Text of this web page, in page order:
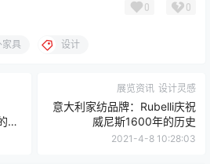
0 0
家具 设计
展览资讯 设计灵感
意大利家纺品牌：Rubelli庆祝
威尼斯1600年的历史
2021-4-8 10:28:03